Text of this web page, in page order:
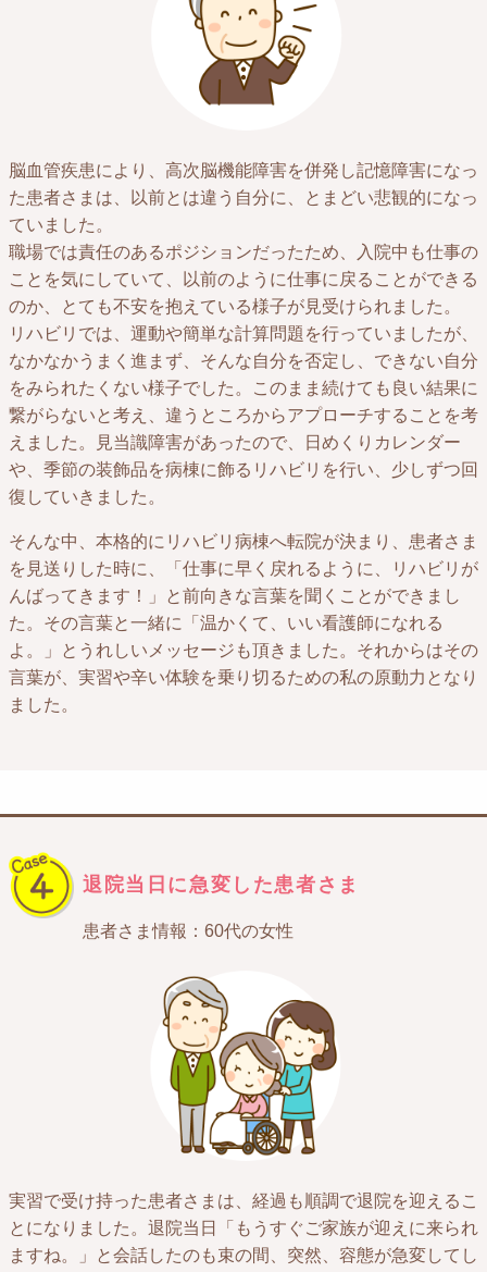
脳血管疾患により、高次脳機能障害を併発し記憶障害になっ
た患者さまは、以前とは違う自分に、とまどい悲観的になっ
ていました。
職場では責任のあるポジションだったため、入院中も仕事の
ことを気にしていて、以前のように仕事に戻ることができる
のか、とても不安を抱えている様子が見受けられました。
リハビリでは、運動や簡単な計算問題を行っていましたが、
なかなかうまく進まず、そんな自分を否定し、できない自分
をみられたくない様子でした。このまま続けても良い結果に
繋がらないと考え、違うところからアプローチすることを考
えました。見当識障害があったので、日めくりカレンダー
や、季節の装飾品を病棟に飾るリハビリを行い、少しずつ回
復していきました。
そんな中、本格的にリハビリ病棟へ転院が決まり、患者さま
を見送りした時に、「仕事に早く戻れるように、リハビリが
んばってきます！」と前向きな言葉を聞くことができまし
た。その言葉と一緒に「温かくて、いい看護師になれる
よ。」とうれしいメッセージも頂きました。それからはその
言葉が、実習や辛い体験を乗り切るための私の原動力となり
ました。
退院当日に急変した患者さま
患者さま情報：60代の女性
実習で受け持った患者さまは、経過も順調で退院を迎えるこ
とになりました。退院当日「もうすぐご家族が迎えに来られ
ますね。」と会話したのも束の間、突然、容態が急変してし